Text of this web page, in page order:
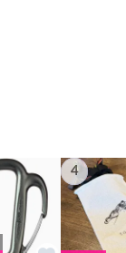
4